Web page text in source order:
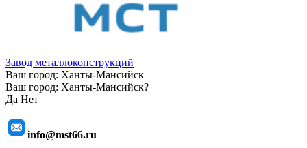
Завод металлоконструкций
Ваш город: Ханты-Мансийск
Ваш город: Ханты-Мансийск?
Да Нет
info@mst66.ru